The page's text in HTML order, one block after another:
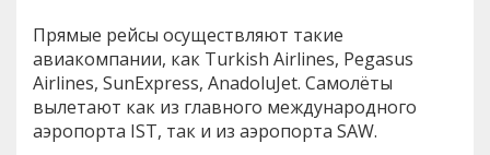
Прямые рейсы осуществляют такие
авиакомпании, как Turkish Airlines, Pegasus
Airlines, SunExpress, AnadoluJet. Самолёты
вылетают как из главного международного
аэропорта IST, так и из аэропорта SAW.